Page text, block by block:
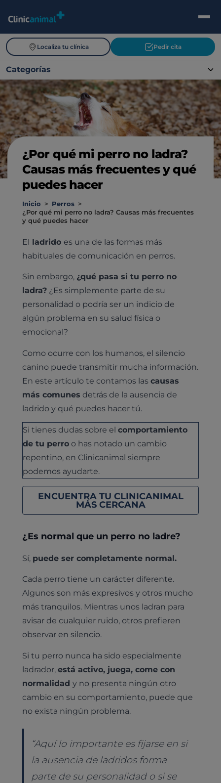
Localiza tu clínica Pedir cita
Categorías
¿Por qué mi perro no ladra?
Causas más frecuentes y qué
puedes hacer
Inicio > Perros >
¿Por qué mi perro no ladra? Causas más frecuentes
y qué puedes hacer
El ladrido es una de las formas más
habituales de comunicación en perros.
Sin embargo, ¿qué pasa si tu perro no
ladra?¿Es simplemente parte de su
personalidad o podría ser un indicio de
algún problema en su salud física o
emocional?
Como ocurre con los humanos, el silencio
canino puede transmitir mucha información.
En este artículo te contamos las causas
más comunes detrás de la ausencia de
ladrido y qué puedes hacer tú.
Si tienes dudas sobre el comportamiento
de tu perroo has notado un cambio
repentino, en Clinicanimal siempre
podemos ayudarte.
ENCUENTRA TU CLINICANIMAL
MÁS CERCANA
¿Es normal que un perro no ladre?
Sí, puede ser completamente normal.
Cada perro tiene un carácter diferente.
Algunos son más expresivos y otros mucho
más tranquilos. Mientras unos ladran para
avisar de cualquier ruido, otros prefieren
observar en silencio.
Si tu perro nunca ha sido especialmente
ladrador, está activo, juega, come con
normalidad y no presenta ningún otro
cambio en su comportamiento, puede que
no exista ningún problema.
“Aquí lo importante es fijarse en si
la ausencia de ladridos forma
parte de su personalidad o si se